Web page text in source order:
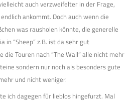
auch verzweifelter in der Frage,
ankommt. Doch auch wenn die
was rausholen könnte, die generelle
in “Sheep” z.B. ist da sehr gut
die Touren nach “The Wall” alle nicht mehr
sondern nur noch als besonders gute
und nicht weniger.
ich dagegen für lieblos hingefurzt. Mal